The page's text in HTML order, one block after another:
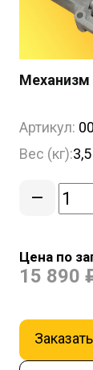
Артикул:
Вес (кг):3,5
–
Цена по
15 890